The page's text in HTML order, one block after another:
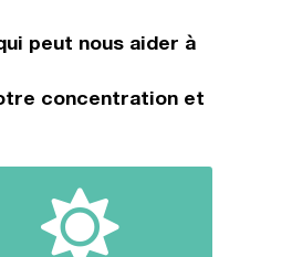
peut nous aider à
concentration et